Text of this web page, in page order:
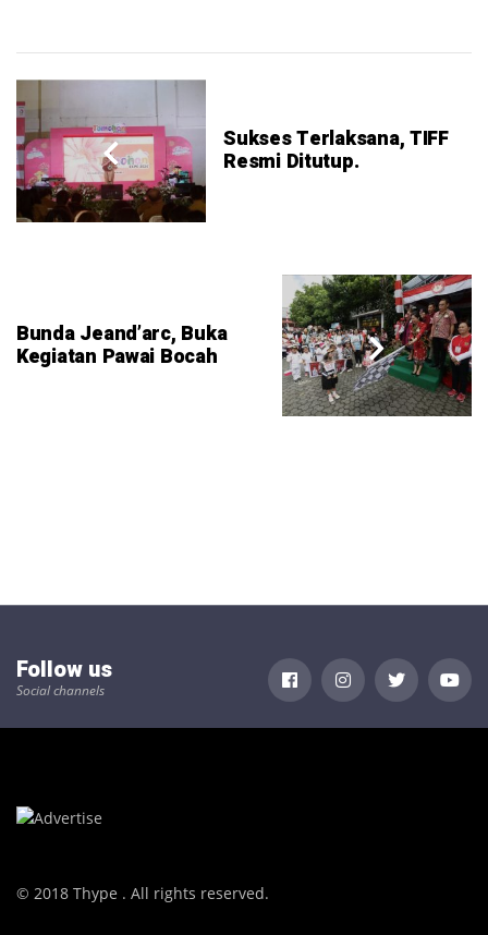
Sukses Terlaksana, TIFF
Resmi Ditutup.
Bunda Jeand’arc, Buka
Kegiatan Pawai Bocah
Follow us
Social channels
© 2018 Thype . All rights reserved.